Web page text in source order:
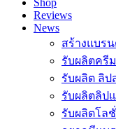
Shop
Reviews
News
สร้างแบร
รับผลิตครี
รับผลิต ลิป
รับผลิตลิป
รับผลิตโล